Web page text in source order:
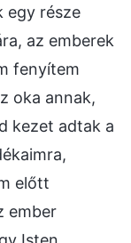
egy része
az emberek
fenyítem
oka annak,
kezet adtak a
előtt
ember